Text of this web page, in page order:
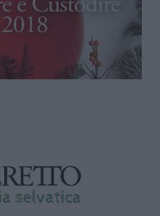
Selvatica
da Matteo Caccia